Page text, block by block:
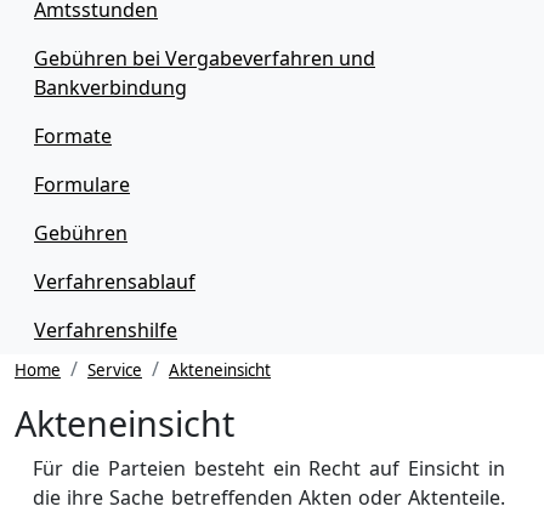
Amtsstunden
Gebühren bei Vergabeverfahren und
Bankverbindung
Formate
Formulare
Gebühren
Verfahrensablauf
Verfahrenshilfe
Home Service Akteneinsicht
Akteneinsicht
Für die Parteien besteht ein Recht auf Einsicht in
die ihre Sache betreffenden Akten oder Aktenteile.